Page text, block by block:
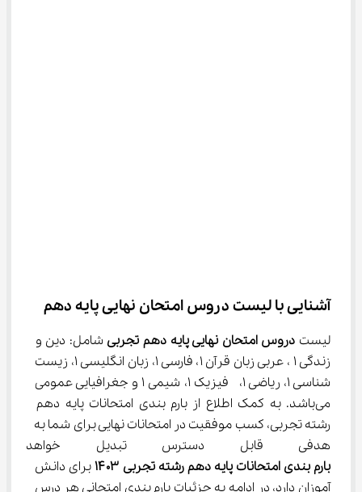
آشنایی با لیست دروس امتحان نهایی پایه دهم
لیست دروس امتحان نهایی پایه دهم تجربی شامل: دین و
زندگی ۱ ، عربی زبان قرآن ۱، فارسی ۱، زبان انگلیسی ۱، زیست
شناسی ۱، ریاضی ۱،  فیزیک ۱، شیمی ۱ و جغرافیایی عمومی
می‌باشد. به کمک اطلاع از بارم‌ بندی امتحانات پایه دهم
رشته تجربی، کسب موفقیت در امتحانات نهایی برای شما به
هدفی قابل دسترس تبدیل
بارم‌ بندی امتحانات پایه دهم رشته تجربی
۱۴۰۳ برای دانش
آموزان دارد، در ادامه به جزئیات بارم بندی امتحانی هر درس